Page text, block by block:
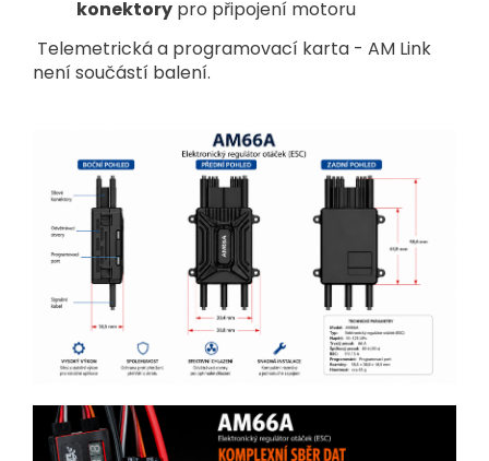
konektory pro připojení motoru
Telemetrická a programovací karta - AM Link
není součástí balení.